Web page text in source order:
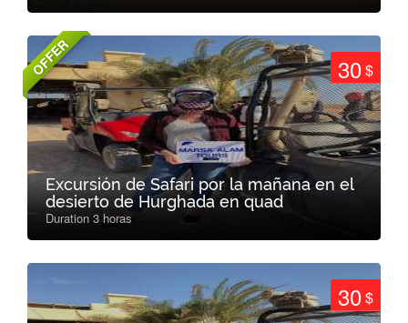
OFFER 30$
Excursión de Safari por la mañana en el
desierto de Hurghada en quad
Duration 3 horas
30$